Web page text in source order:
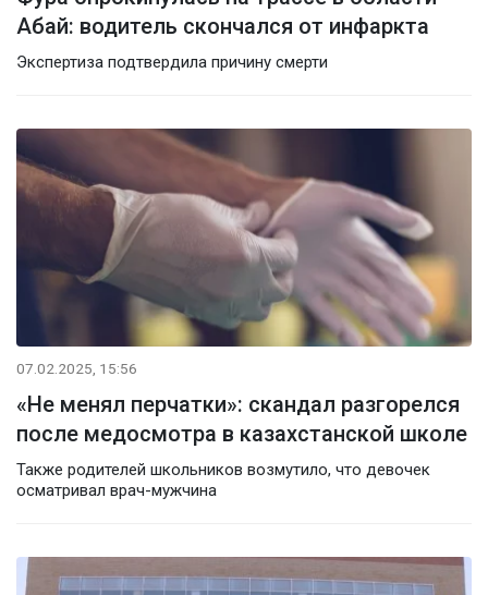
Абай: водитель скончался от инфаркта
Экспертиза подтвердила причину смерти
07.02.2025, 15:56
«Не менял перчатки»: скандал разгорелся
после медосмотра в казахстанской школе
Также родителей школьников возмутило, что девочек
осматривал врач-мужчина